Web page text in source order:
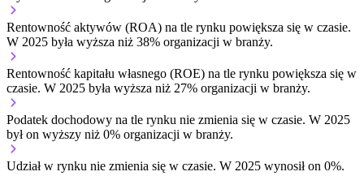
Rentowność aktywów (ROA) na tle rynku powiększa się w czasie.
W 2025 była wyższa niż 38% organizacji w branży.
Rentowność kapitału własnego (ROE) na tle rynku powiększa się w
czasie. W 2025 była wyższa niż 27% organizacji w branży.
Podatek dochodowy na tle rynku nie zmienia się w czasie. W 2025
był on wyższy niż 0% organizacji w branży.
Udział w rynku nie zmienia się w czasie. W 2025 wynosił on 0%.